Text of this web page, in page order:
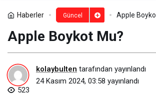
Haberler Güncel Apple
Apple Boykot Mu?
kolaybulten tarafından yayınlandı
24 Kasım 2024, 03:58 yayınlandı
523